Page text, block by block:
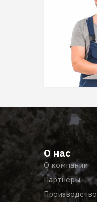
О нас
О компании
Партнеры
Производство